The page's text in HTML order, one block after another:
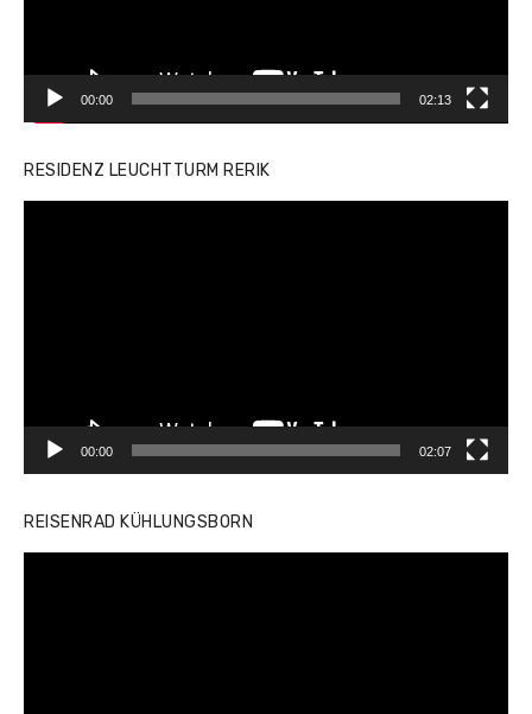
00:00 02:13
RESIDENZ LEUCHTTURM RERIK
00:00 02:07
REISENRAD KÜHLUNGSBORN